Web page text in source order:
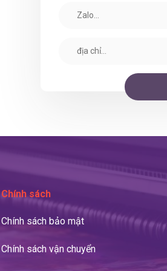
Chính sách
Chính sách bảo mật
Chính sách vận chuyển